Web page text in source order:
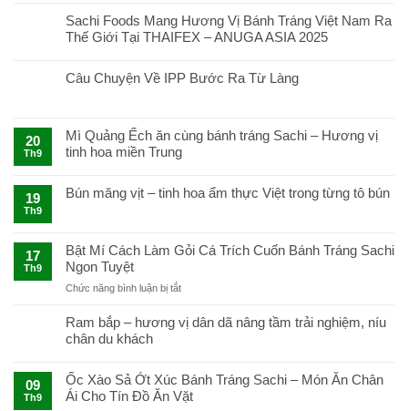
Sachi Foods Mang Hương Vị Bánh Tráng Việt Nam Ra
Thế Giới Tại THAIFEX – ANUGA ASIA 2025
Câu Chuyện Về IPP Bước Ra Từ Làng
20
Th9
Mì Quảng Ếch ăn cùng bánh tráng Sachi – Hương vị
tinh hoa miền Trung
19
Th9
Bún măng vịt – tinh hoa ẩm thực Việt trong từng tô bún
17
Th9
Bật Mí Cách Làm Gỏi Cá Trích Cuốn Bánh Tráng Sachi
Ngon Tuyệt
Chức năng bình luận bị tắtở
Mí
Cách
Cá
Trích
Cuốn
Ram bắp – hương vị dân dã nâng tầm trải nghiệm, níu
chân du khách
09
Th9
Ốc Xào Sả Ớt Xúc Bánh Tráng Sachi – Món Ăn Chân
Ái Cho Tín Đồ Ăn Vặt